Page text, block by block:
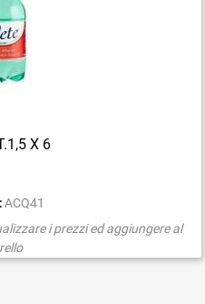
X 6
ACQ41
i prezzi ed aggiungere al